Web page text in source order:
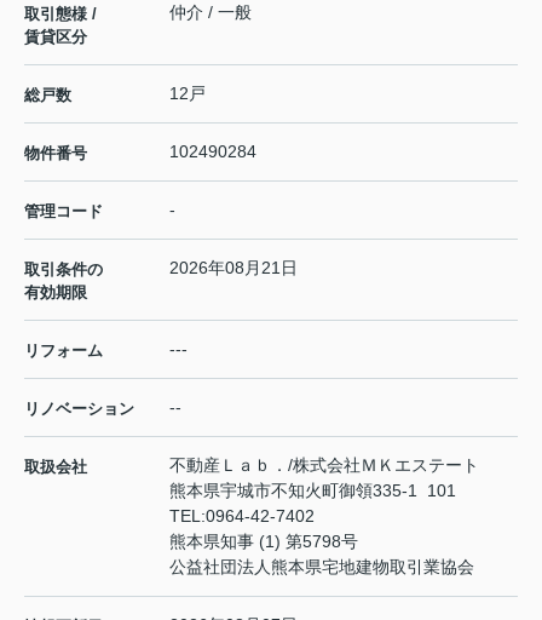
取引態様 /
賃貸区分
仲介 / 一般
総戸数 12戸
物件番号 102490284
管理コード -
取引条件の
有効期限
2026年08月21日
リフォーム ---
リノベーション --
取扱会社
不動産Ｌａｂ．/株式会社ＭＫエステート
熊本県宇城市不知火町御領335-1 101
TEL:0964-42-7402
熊本県知事 (1) 第5798号
公益社団法人熊本県宅地建物取引業協会